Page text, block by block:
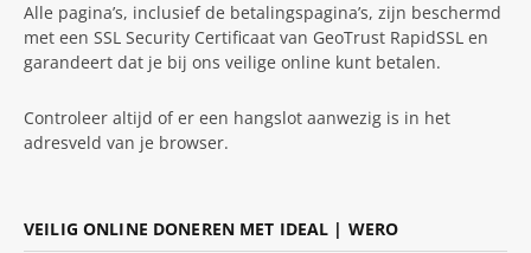
Alle pagina’s, inclusief de betalingspagina’s, zijn beschermd
met een SSL Security Certificaat van GeoTrust RapidSSL en
garandeert dat je bij ons veilige online kunt betalen.
Controleer altijd of er een hangslot aanwezig is in het
adresveld van je browser.
VEILIG ONLINE DONEREN MET IDEAL | WERO